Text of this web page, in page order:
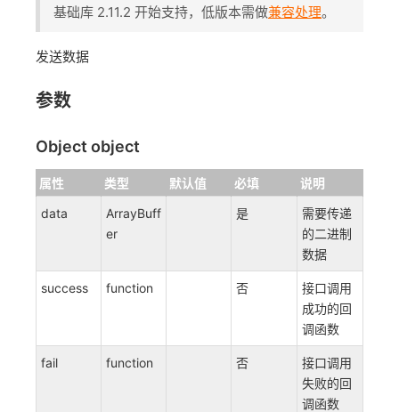
基础库 2.11.2 开始支持，低版本需做兼容处理。
发送数据
参数
Object object
属性 类型 默认值 必填
说明
data
ArrayBuff
er
是
需要传递
的二进制
数据
success function 否
接口调用
成功的回
调函数
fail function 否
接口调用
失败的回
调函数